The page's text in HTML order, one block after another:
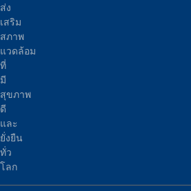
ส่ง
เสริม
สภาพ
แวดล้อม
ที่
มี
สุขภาพ
ดี
และ
ยั่งยืน
ทั่ว
โลก